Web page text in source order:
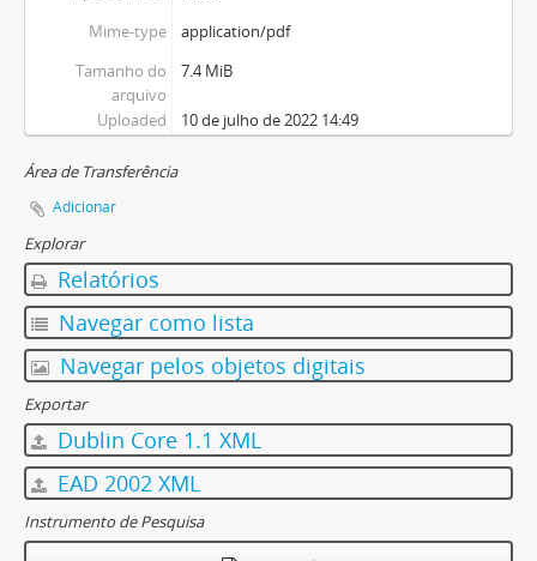
Mime-type
application/pdf
Tamanho do
arquivo
7.4 MiB
Uploaded 10 de julho de 2022 14:49
Área de Transferência
Adicionar
Explorar
Relatórios
Navegar como lista
Navegar pelos objetos digitais
Exportar
Dublin Core 1.1 XML
EAD 2002 XML
Instrumento de Pesquisa